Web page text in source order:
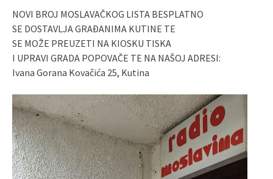
NOVI BROJ MOSLAVAČKOG LISTA BESPLATNO
SE DOSTAVLJA GRAĐANIMA KUTINE TE
SE MOŽE PREUZETI NA KIOSKU TISKA
I UPRAVI GRADA POPOVAČE TE NA NAŠOJ ADRESI:
Ivana Gorana Kovačića 25, Kutina